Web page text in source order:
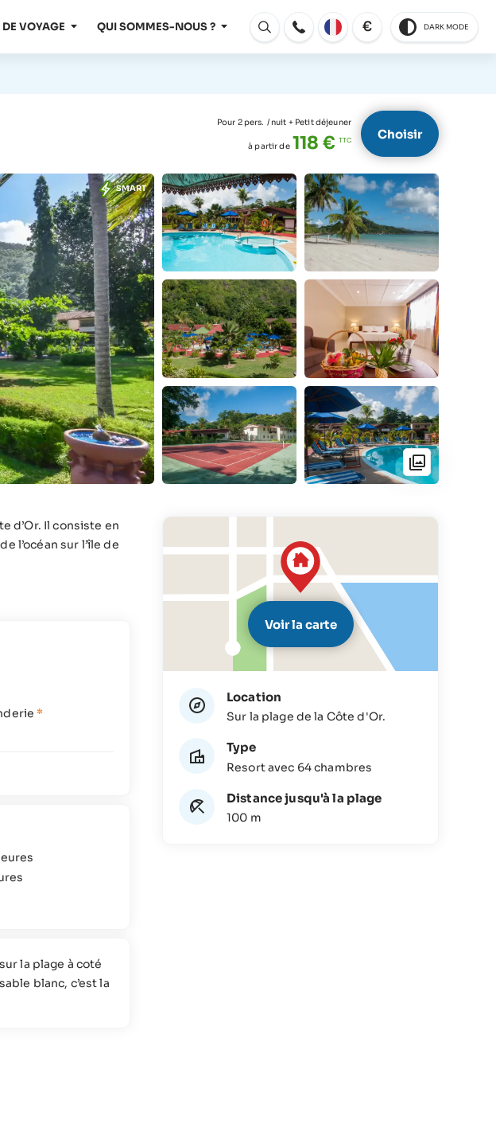
VOYAGE QUI SOMMES-NOUS ?
Ouvert
€ DARK MODE
Pour 2 pers. / nuit + Petit déjeuner
à partir de 118 € Choisir
SMART
d’Or. Il consiste en
l’océan sur l’île de
Voir la carte
Location
Sur la plage de la Côte d'Or.
Type
Resort avec 64 chambres
Distance jusqu'à la plage
100 m
*
la plage à coté
blanc, c’est la